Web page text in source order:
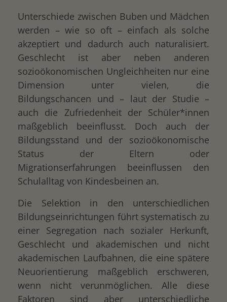
Unterschiede zwischen Buben und Mädchen
werden – wie so oft – einfach als solche
akzeptiert und dadurch auch naturalisiert.
Geschlecht ist aber neben anderen
sozioökonomischen Ungleichheiten nur eine
Dimension unter vielen, die
Bildungschancen und – laut der Studie –
auch die Zufriedenheit der Schüler*innen
maßgeblich beeinflusst. Doch auch der
Bildungsstand und der sozioökonomische
Status der Eltern oder
Migrationserfahrungen beeinflussen den
Schulalltag von Kindesbeinen an.
Die Selektion in den unterschiedlichen
Bildungseinrichtungen führt systematisch zu
einer Segregation nach sozialer Herkunft,
Geschlecht und akademischen und nicht
akademischen Laufbahnen, die eine spätere
Neuorientierung maßgeblich erschweren,
wenn nicht verunmöglichen. Alle diese
Faktoren sind aber unterschiedliche